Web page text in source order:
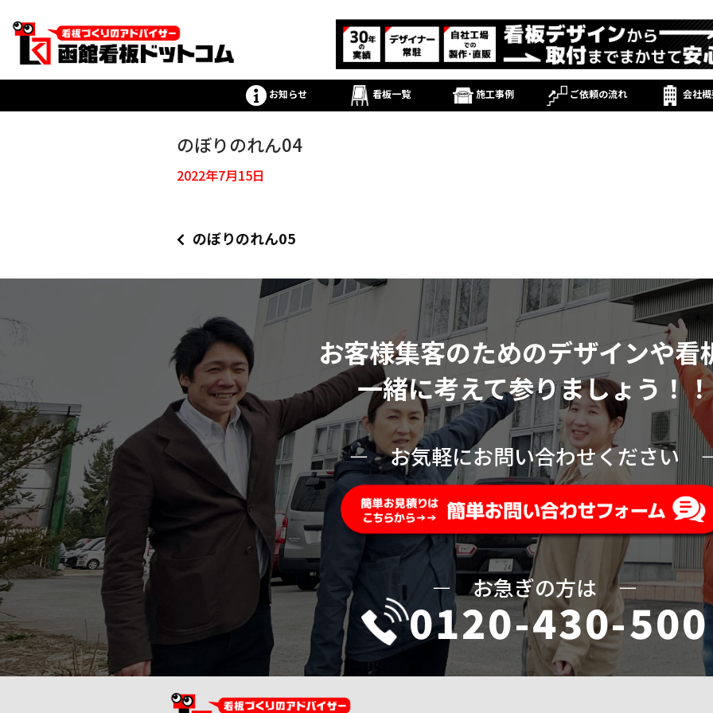
お知らせ 看板一覧 施工事例 ご依頼の流れ 会社
のぼりのれん04
2022年7月15日
のぼりのれん05
お客様集客のためのデザインや看
一緒に考えて参りましょう！！
ーお気軽にお問い合わせください
ーお急ぎの方はー
0120-430-500